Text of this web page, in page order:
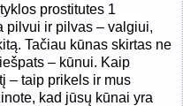
prostitutes 1
pilvui ir pilvas – valgiui,
Tačiau kūnas skirtas ne
– kūnui. Kaip
– taip prikels ir mus
kad jūsų kūnai yra